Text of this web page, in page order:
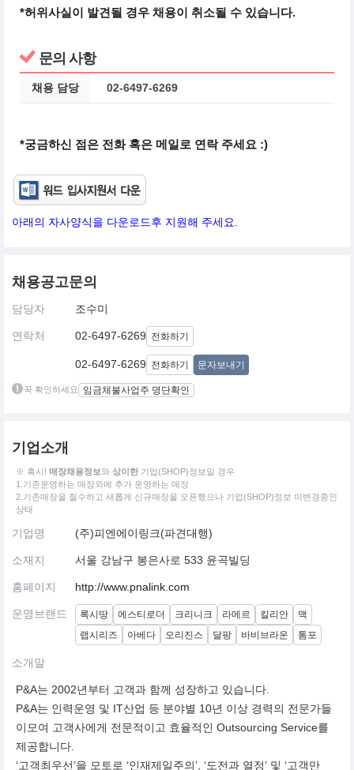
*허위사실이 발견될 경우 채용이 취소될 수 있습니다.
문의 사항
채용 담당 02-6497-6269
*궁금하신 점은 전화 혹은 메일로 연락 주세요 :)
아래의 자사양식을 다운로드후 지원해 주세요.
채용공고문의
담당자 조수미
연락처 02-6497-6269 전화하기
02-6497-6269 전화하기 문자보내기
꼭 확인하세요 임금체불사업주 명단확인
기업소개
※ 혹시! 매장채용정보와 상이한 기업(SHOP)정보일 경우
1.기존운영하는 매장외에 추가 운영하는 매장
2.기존매장을 철수하고 새롭게 신규매장을 오픈했으나 기업(SHOP)정보 미변경중인
상태
기업명 (주)피엔에이링크(파견대행)
소재지 서울 강남구 봉은사로 533 윤곡빌딩
홈페이지 http://www.pnalink.com
운영브랜드 록시땅 에스티로더 크리니크 라메르 킬리안
맥
랩시리즈
아베다 오리진스 달팡 바비브라운 톰포
소개말
P&A는 2002년부터 고객과 함께 성장하고 있습니다.
P&A는 인력운영 및 IT산업 등 분야별 10년 이상 경력의 전문가들
이모여 고객사에게 전문적이고 효율적인 Outsourcing Service를
제공합니다.
‘고객최우선’을 모토로 ‘인재제일주의’, ‘도전과 열정’ 및 ‘고객만